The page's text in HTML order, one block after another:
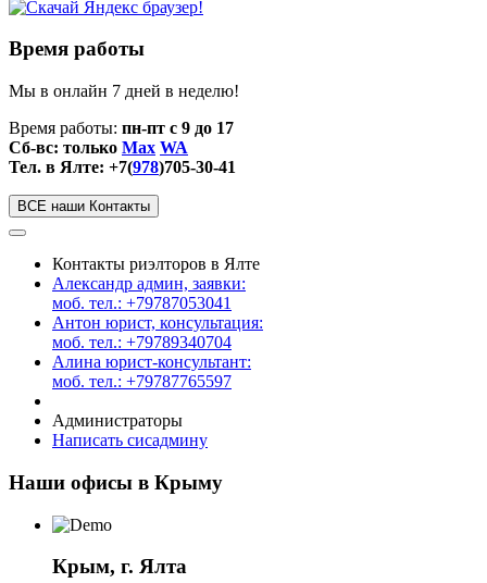
Время работы
Мы в онлайн 7 дней в неделю!
Время работы: пн-пт с 9 до 17
Сб-вс: только Max WA
Тел. в Ялте: +7(978)705-30-41
ВСЕ наши Контакты
Контакты риэлторов в Ялте
Александр админ, заявки:
моб. тел.: +79787053041
Антон юрист, консультация:
моб. тел.: +79789340704
Алина юрист-консультант:
моб. тел.: +79787765597
Администраторы
Написать сисадмину
Наши офисы в Крыму
Крым, г. Ялта